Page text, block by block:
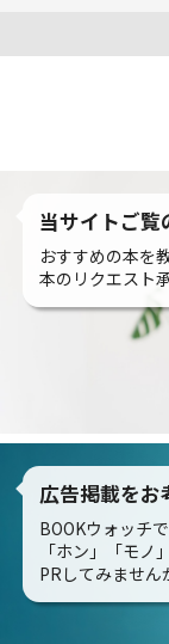
当サイトご覧
おすすめの本を
本のリクエスト
広告掲載をお
BOOKウォッチで
「ホン」「モノ
PRしてみません